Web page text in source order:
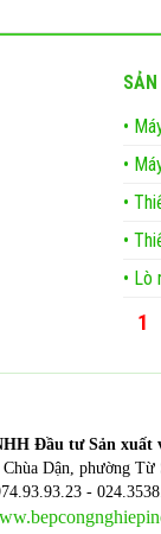
•
•
•
•
• Lò
1
Đầu tư Sản xuất
Dận, phường Từ
-